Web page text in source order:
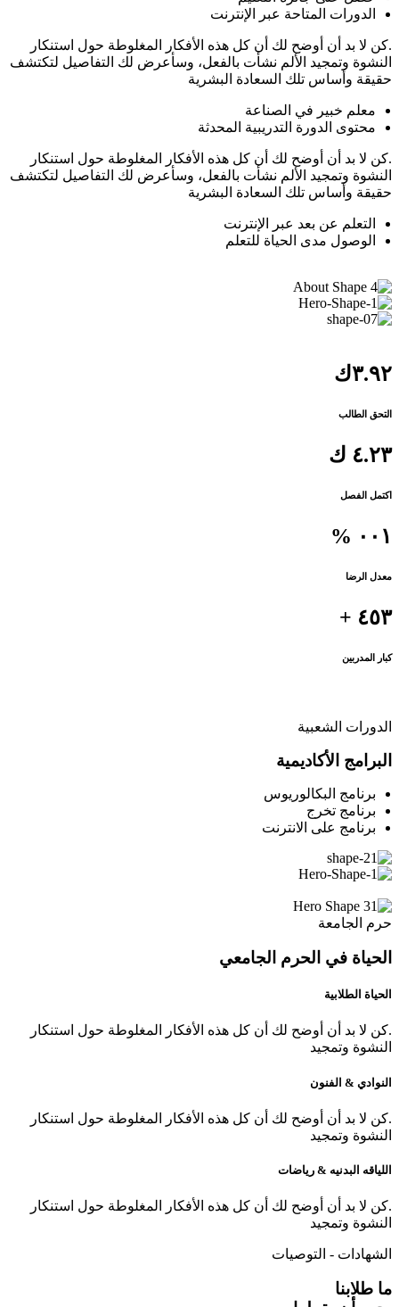
الدورات المتاحة عبر الإنترنت
.كن لا بد أن أوضح لك أن كل هذه الأفكار المغلوطة حول استنكار
النشوة وتمجيد الألم نشأت بالفعل، وسأعرض لك التفاصيل لتكتشف
حقيقة وأساس تلك السعادة البشرية
معلم خبير في الصناعة
محتوى الدورة التدريبية المحدثة
.كن لا بد أن أوضح لك أن كل هذه الأفكار المغلوطة حول استنكار
النشوة وتمجيد الألم نشأت بالفعل، وسأعرض لك التفاصيل لتكتشف
حقيقة وأساس تلك السعادة البشرية
التعلم عن بعد عبر الإنترنت
الوصول مدى الحياة للتعلم
٣.٩٢ك
التحق الطالب
٤.٢٣ ك
اكتمل الفصل
٠٠١ %
معدل الرضا
٤٥٣ +
كبار المدربين
الدورات الشعبية
البرامج الأكاديمية
برنامج البكالوريوس
برنامج تخرج
برنامج على الانترنت
حرم الجامعة
الحياة في الحرم الجامعي
الحياة الطلابية
.كن لا بد أن أوضح لك أن كل هذه الأفكار المغلوطة حول استنكار
النشوة وتمجيد
النوادي & الفنون
.كن لا بد أن أوضح لك أن كل هذه الأفكار المغلوطة حول استنكار
النشوة وتمجيد
اللياقه البدنيه & رياضات
.كن لا بد أن أوضح لك أن كل هذه الأفكار المغلوطة حول استنكار
النشوة وتمجيد
الشهادات - التوصيات
ما طلابنا